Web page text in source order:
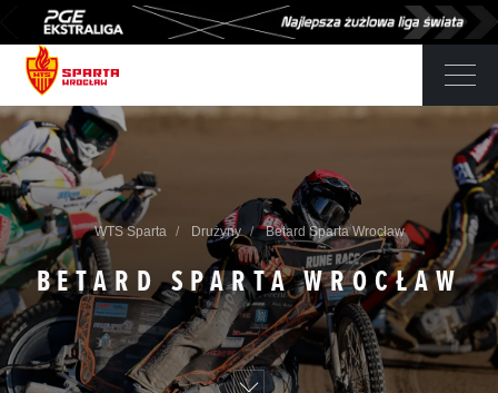
WTS Sparta Drużyny Betard Sparta Wrocław
BETARD SPARTA WROCŁAW